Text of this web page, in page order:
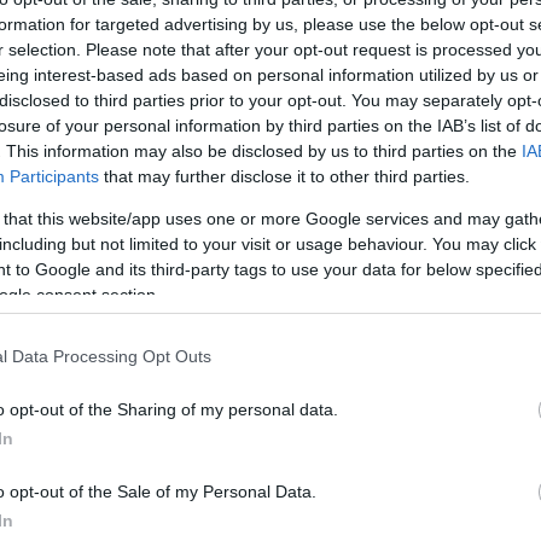
for targeted advertising by us, please use the below opt-out
selection. Please note that after your opt-out request is processed
interest-based ads based on personal information utilized by us
to third parties prior to your opt-out. You may separately
of your personal information by third parties on the IAB’s list of
This information may also be disclosed by us to third parties on the
Participants that may further disclose it to other third parties.
that this website/app uses one or more Google services and may
but not limited to your visit or usage behaviour. You may
to Google and its third-party tags to use your data for below
consent section.
Data Processing Opt Outs
opt-out of the Sharing of my personal data.
opt-out of the Sale of my Personal Data.
jelentik. Az album fele magyarul készült el, az inkább erre
magyar hallgatókat ritkán érdekli az angol szöveg. Az angolul
es évekhez képest (gitárzene ámblokk), de mi a jövőben is
megjelentetni, mert mind a két típusú alkotófolyamatot
a zenekar frontembere, Ökrös Sándora lemezről, amit
fel (a helyéreÁprili Gergőérkezett). A felvételeket és a
egy igazi DIY-anyag született.
én, a Dürer Kertben mutatja be elejétől a végéig a Let's Die In
fel.Jegyvásárlás